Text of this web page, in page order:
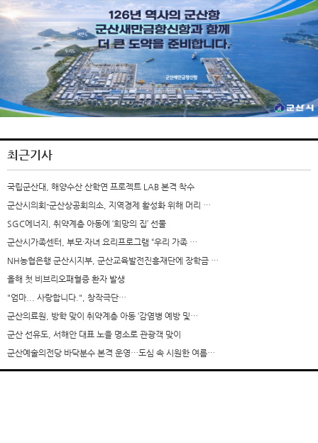
최근기사
국립군산대, 해양수산 산학연 프로젝트 LAB 본격 착수
군산시의회-군산상공회의소, 지역경제 활성화 위해 머리 …
SGC에너지, 취약계층 아동에 ‘희망의 집’ 선물
군산시가족센터, 부모·자녀 요리프로그램 “우리 가족 …
NH농협은행 군산시지부, 군산교육발전진흥재단에 장학금 …
올해 첫 비브리오패혈증 환자 발생
"엄마... 사랑합니다.", 창작극단…
군산의료원, 방학 맞이 취약계층 아동 ‘감염병 예방 및…
군산 선유도, 서해안 대표 노을 명소로 관광객 맞이
군산예술의전당 바닥분수 본격 운영…도심 속 시원한 여름…